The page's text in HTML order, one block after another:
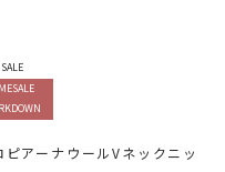
SALE
ピアーナウールVネックニッ